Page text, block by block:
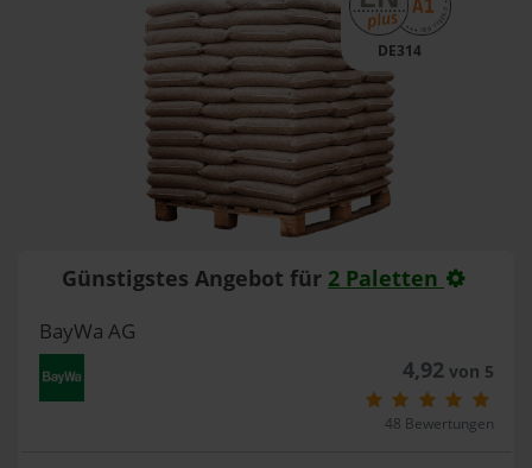
DE314
Günstigstes Angebot für 2 Paletten
BayWa AG
4,92von 5
48 Bewertungen